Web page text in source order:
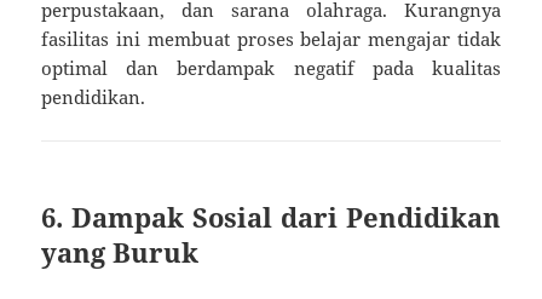
perpustakaan, dan sarana olahraga. Kurangnya
fasilitas ini membuat proses belajar mengajar tidak
optimal dan berdampak negatif pada kualitas
pendidikan.
6. Dampak Sosial dari Pendidikan
yang Buruk